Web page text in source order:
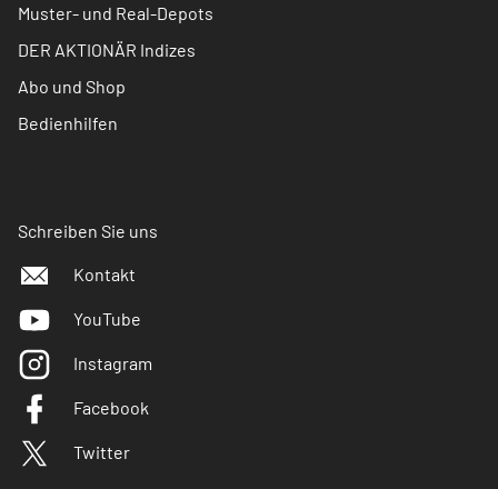
Muster- und Real-Depots
DER AKTIONÄR Indizes
Abo und Shop
Bedienhilfen
Schreiben Sie uns
Kontakt
YouTube
Instagram
Facebook
Twitter